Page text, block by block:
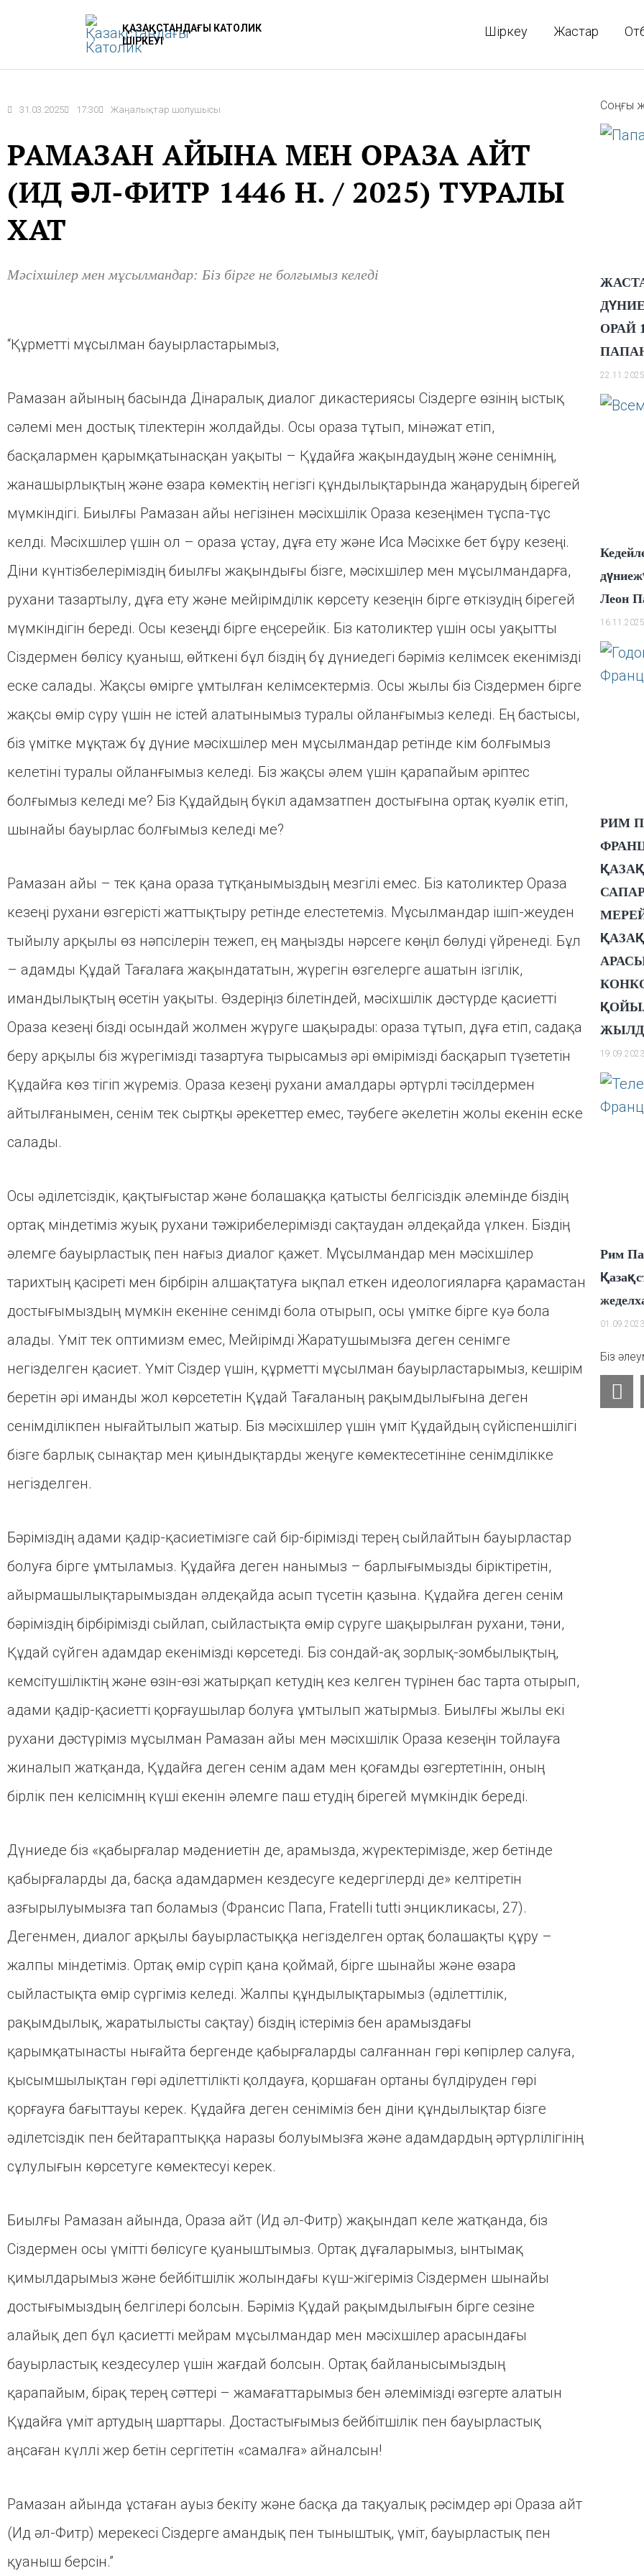
ҚАЗАҚСТАНДАҒЫ КАТОЛИК
ШІРКЕУІ
Шіркеу Жастар
31.03.2025 17:30 Жаңалықтар шолушысы
РАМАЗАН АЙЫНА МЕН ОРАЗА АЙТ
(ИД ӘЛ-ФИТР 1446 H. / 2025) ТУРАЛЫ
ХАТ
Мәсіхшілер мен мұсылмандар: Біз бірге не болғымыз келеді
“Құрметті мұсылман бауырластарымыз,
Рамазан айының басында Дінаралық диалог дикастериясы Сіздерге өзінің ыстық
сәлемі мен достық тілектерін жолдайды. Осы ораза тұтып, мінәжат етіп,
басқалармен қарымқатынасқан уақыты – Құдайға жақындаудың және сенімнің,
жанашырлықтың және өзара көмектің негізгі құндылықтарында жаңарудың бірегей
мүмкіндігі. Биылғы Рамазан айы негізінен мәсіхшілік Ораза кезеңімен тұспа-тұс
келді. Мәсіхшілер үшін ол – ораза ұстау, дұға ету және Иса Мәсіхке бет бұру кезеңі.
Діни күнтізбелеріміздің биылғы жақындығы бізге, мәсіхшілер мен мұсылмандарға,
рухани тазартылу, дұға ету және мейірімділік көрсету кезеңін бірге өткізудің бірегей
мүмкіндігін береді. Осы кезеңді бірге еңсерейік. Біз католиктер үшін осы уақытты
Сіздермен бөлісу қуаныш, өйткені бұл біздің бұ дүниедегі бәріміз келімсек екенімізді
еске салады. Жақсы өмірге ұмтылған келімсектерміз. Осы жылы біз Сіздермен бірге
жақсы өмір сүру үшін не істей алатынымыз туралы ойланғымыз келеді. Ең бастысы,
біз үмітке мұқтаж бұ дүние мәсіхшілер мен мұсылмандар ретінде кім болғымыз
келетіні туралы ойланғымыз келеді. Біз жақсы әлем үшін қарапайым әріптес
болғымыз келеді ме? Біз Құдайдың бүкіл адамзатпен достығына ортақ куәлік етіп,
шынайы бауырлас болғымыз келеді ме?
Рамазан айы – тек қана ораза тұтқанымыздың мезгілі емес. Біз католиктер Ораза
кезеңі рухани өзгерісті жаттықтыру ретінде елестетеміз. Мұсылмандар ішіп-жеуден
тыйылу арқылы өз нәпсілерін тежеп, ең маңызды нәрсеге көңіл бөлуді үйренеді. Бұл
– адамды Құдай Тағалаға жақындататын, жүрегін өзгелерге ашатын ізгілік,
имандылықтың өсетін уақыты. Өздеріңіз білетіндей, мәсіхшілік дәстүрде қасиетті
Ораза кезеңі бізді осындай жолмен жүруге шақырады: ораза тұтып, дұға етіп, садақа
беру арқылы біз жүрегімізді тазартуға тырысамыз әрі өмірімізді басқарып түзететін
Құдайға көз тігіп жүреміз. Ораза кезеңі рухани амалдары әртүрлі тәсілдермен
айтылғанымен, сенім тек сыртқы әрекеттер емес, тәубеге әкелетін жолы екенін еске
салады.
Осы әділетсіздік, қақтығыстар және болашаққа қатысты белгісіздік әлемінде біздің
ортақ міндетіміз жуық рухани тәжірибелерімізді сақтаудан әлдеқайда үлкен. Біздің
әлемге бауырластық пен нағыз диалог қажет. Мұсылмандар мен мәсіхшілер
тарихтың қасіреті мен бірбірін алшақтатуға ықпал еткен идеологияларға қарамастан
достығымыздың мүмкін екеніне сенімді бола отырып, осы үмітке бірге куә бола
алады. Үміт тек оптимизм емес, Мейірімді Жаратушымызға деген сенімге
негізделген қасиет. Үміт Сіздер үшін, құрметті мұсылман бауырластарымыз, кешірім
беретін әрі иманды жол көрсететін Құдай Тағаланың рақымдылығына деген
сенімділікпен нығайтылып жатыр. Біз мәсіхшілер үшін үміт Құдайдың сүйіспеншілігі
бізге барлық сынақтар мен қиындықтарды жеңуге көмектесетініне сенімділікке
негізделген.
Бәріміздің адами қадір-қасиетімізге сай бір-бірімізді терең сыйлайтын бауырластар
болуға бірге ұмтыламыз. Құдайға деген нанымыз – барлығымызды біріктіретін,
айырмашылықтарымыздан әлдеқайда асып түсетін қазына. Құдайға деген сенім
бәріміздің бірбірімізді сыйлап, сыйластықта өмір сүруге шақырылған рухани, тәни,
Құдай сүйген адамдар екенімізді көрсетеді. Біз сондай-ақ зорлық-зомбылықтың,
кемсітушіліктің және өзін-өзі жатырқап кетудің кез келген түрінен бас тарта отырып,
адами қадір-қасиетті қорғаушылар болуға ұмтылып жатырмыз. Биылғы жылы екі
рухани дәстүріміз мұсылман Рамазан айы мен мәсіхшілік Ораза кезеңін тойлауға
жиналып жатқанда, Құдайға деген сенім адам мен қоғамды өзгертетінін, оның
бірлік пен келісімнің күші екенін әлемге паш етудің бірегей мүмкіндік береді.
Дүниеде біз «қабырғалар мәдениетін де, арамызда, жүректерімізде, жер бетінде
қабырғаларды да, басқа адамдармен кездесуге кедергілерді де» келтіретін
азғырылуымызға тап боламыз (Франсис Папа, Fratelli tutti энцикликасы, 27).
Дегенмен, диалог арқылы бауырластыққа негізделген ортақ болашақты құру –
жалпы міндетіміз. Ортақ өмір сүріп қана қоймай, бірге шынайы және өзара
сыйластықта өмір сүргіміз келеді. Жалпы құндылықтарымыз (әділеттілік,
рақымдылық, жаратылысты сақтау) біздің істеріміз бен арамыздағы
қарымқатынасты нығайта бергенде қабырғаларды салғаннан гөрі көпірлер салуға,
қысымшылықтан гөрі әділеттілікті қолдауға, қоршаған ортаны бүлдіруден гөрі
қорғауға бағыттауы керек. Құдайға деген сеніміміз бен діни құндылықтар бізге
әділетсіздік пен бейтараптыққа наразы болуымызға және адамдардың әртүрлілігінің
сұлулығын көрсетуге көмектесуі керек.
Биылғы Рамазан айында, Ораза айт (Ид әл-Фитр) жақындап келе жатқанда, біз
Сіздермен осы үмітті бөлісуге қуаныштымыз. Ортақ дұғаларымыз, ынтымақ
қимылдарымыз және бейбітшілік жолындағы күш-жігеріміз Сіздермен шынайы
достығымыздың белгілері болсын. Бәріміз Құдай рақымдылығын бірге сезіне
алайық деп бұл қасиетті мейрам мұсылмандар мен мәсіхшілер арасындағы
бауырластық кездесулер үшін жағдай болсын. Ортақ байланысымыздың
қарапайым, бірақ терең сәттері – жамағаттарымыз бен әлемімізді өзгерте алатын
Құдайға үміт артудың шарттары. Достастығымыз бейбітшілік пен бауырластық
аңсаған күллі жер бетін сергітетін «самалға» айналсын!
Рамазан айында ұстаған ауыз бекіту және басқа да тақуалық рәсімдер әрі Ораза айт
(Ид әл-Фитр) мерекесі Сіздерге амандық пен тыныштық, үміт, бауырластық пен
қуаныш берсін.”
Соңғы
ОРАЙ
22.11.2025
Леон
16.11.2025
РИМ
19.09.2023
Рим
01.09.2023
Біз
Y
o